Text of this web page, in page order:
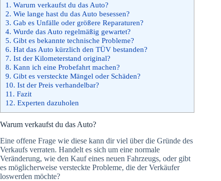
1. Warum verkaufst du das Auto?
2. Wie lange hast du das Auto besessen?
3. Gab es Unfälle oder größere Reparaturen?
4. Wurde das Auto regelmäßig gewartet?
5. Gibt es bekannte technische Probleme?
6. Hat das Auto kürzlich den TÜV bestanden?
7. Ist der Kilometerstand original?
8. Kann ich eine Probefahrt machen?
9. Gibt es versteckte Mängel oder Schäden?
10. Ist der Preis verhandelbar?
11. Fazit
12. Experten dazuholen
Warum verkaufst du das Auto?
Eine offene Frage wie diese kann dir viel über die Gründe des
Verkaufs verraten. Handelt es sich um eine normale
Veränderung, wie den Kauf eines neuen Fahrzeugs, oder gibt
es möglicherweise versteckte Probleme, die der Verkäufer
loswerden möchte?